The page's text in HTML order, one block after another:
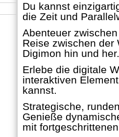
Du kannst
die Zeit und
Abenteuer
Reise zwischen der
Digimon hin und her.
Erlebe die digitale
interaktiven
kannst.
Strategische,
Genieße
mit